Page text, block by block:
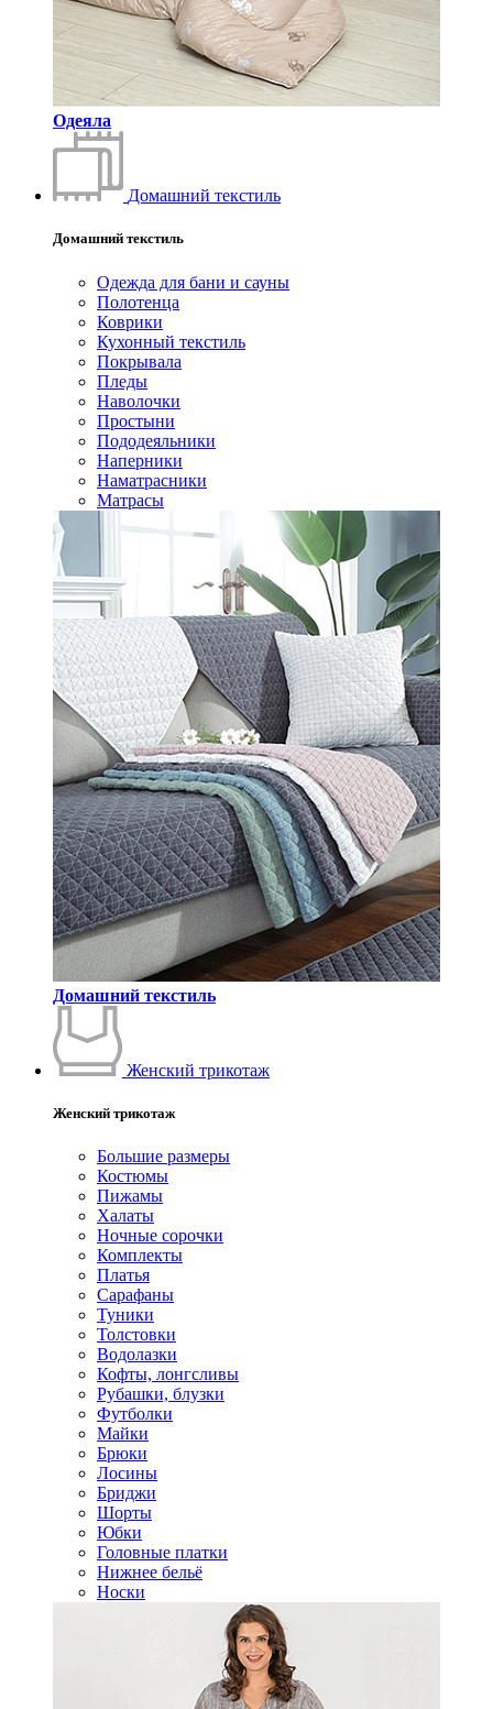
Одеяла
Домашний текстиль
Домашний текстиль
Одежда для бани и сауны
Полотенца
Коврики
Кухонный текстиль
Покрывала
Пледы
Наволочки
Простыни
Пододеяльники
Наперники
Наматрасники
Матрасы
Домашний текстиль
Женский трикотаж
Женский трикотаж
Большие размеры
Костюмы
Пижамы
Халаты
Ночные сорочки
Комплекты
Платья
Сарафаны
Туники
Толстовки
Водолазки
Кофты, лонгсливы
Рубашки, блузки
Футболки
Майки
Брюки
Лосины
Бриджи
Шорты
Юбки
Головные платки
Нижнее бельё
Носки